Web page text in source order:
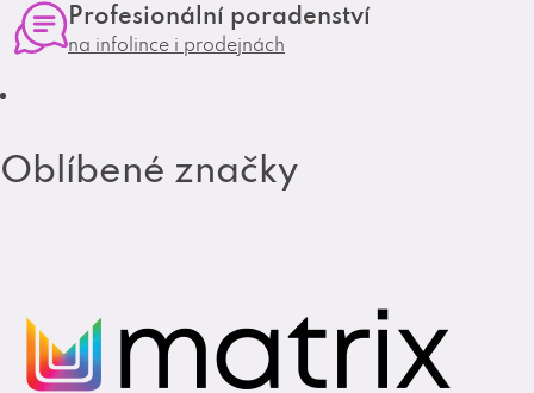
a
m
kProfesionální poradenství
na infolince i prodejnách
Oblíbené značky